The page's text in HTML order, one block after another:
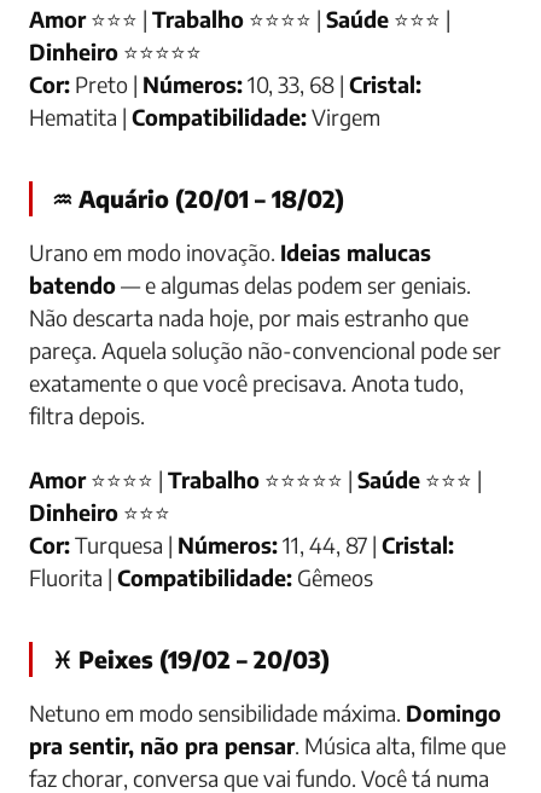
Amor⭐⭐⭐ | Trabalho ⭐⭐⭐⭐ | Saúde ⭐⭐⭐ |
Dinheiro ⭐⭐⭐⭐⭐
Cor: Preto | Números:10, 33, 68 | Cristal:
Hematita | Compatibilidade:Virgem
♒ Aquário (20/01 – 18/02)
Urano em modo inovação. Ideias malucas
batendo— e algumas delas podem ser geniais.
Não descarta nada hoje, por mais estranho que
pareça. Aquela solução não-convencional pode ser
exatamente o que você precisava. Anota tudo,
filtra depois.
Amor⭐⭐⭐⭐ | Trabalho ⭐⭐⭐⭐⭐ | Saúde ⭐⭐⭐ |
Dinheiro ⭐⭐⭐
Cor:Turquesa | Números:11, 44, 87 | Cristal:
Fluorita | Compatibilidade: Gêmeos
♓ Peixes (19/02 – 20/03)
Netuno em modo sensibilidade máxima. Domingo
pra sentir, não pra pensar. Música alta, filme que
faz chorar, conversa que vai fundo. Você tá numa